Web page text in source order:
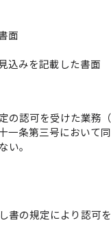
面
込みを記載した書面
の認可を受けた業務
一条第三号において
い。
書の規定により認可